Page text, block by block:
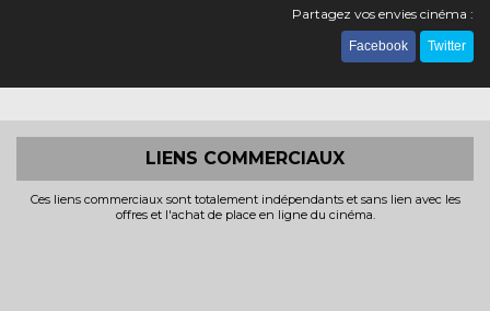
Partagez vos envies cinéma :
Facebook Twitter
LIENS COMMERCIAUX
Ces liens commerciaux sont totalement indépendants et sans lien avec les
offres et l'achat de place en ligne du cinéma.